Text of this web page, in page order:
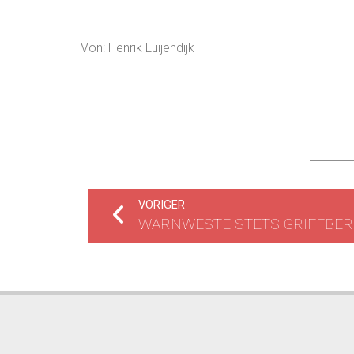
Von: Henrik Luijendijk
VORIGER
WARNWESTE STETS